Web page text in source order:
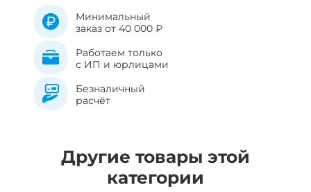
Минимальный
заказ от 40 000 ₽
Работаем только
с ИП и юрлицами
Безналичный
расчёт
Другие товары этой
категории